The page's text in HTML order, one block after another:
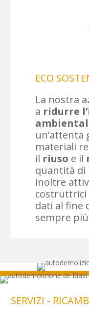
ECO
La nostra
a ridurre
un’attenta
materiali
il riuso e il
quantità di
inoltre
dati al fine
sempre
SERVIZI -